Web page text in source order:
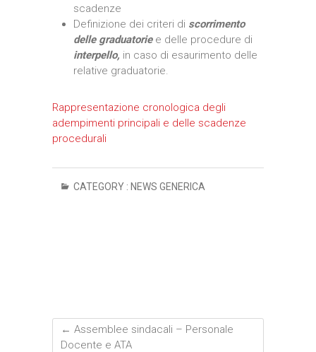
scadenze
Definizione dei criteri di scorrimento
delle graduatoriee delle procedure di
interpello, in caso di esaurimento delle
relative graduatorie.
Rappresentazione cronologica degli
adempimenti principali e delle scadenze
procedurali
CATEGORY : NEWS GENERICA
← Assemblee sindacali – Personale
Docente e ATA